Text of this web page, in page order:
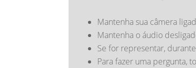
Mantenha sua câmera
Mantenha o áudio
Se for representar,
Para fazer uma pergunta,